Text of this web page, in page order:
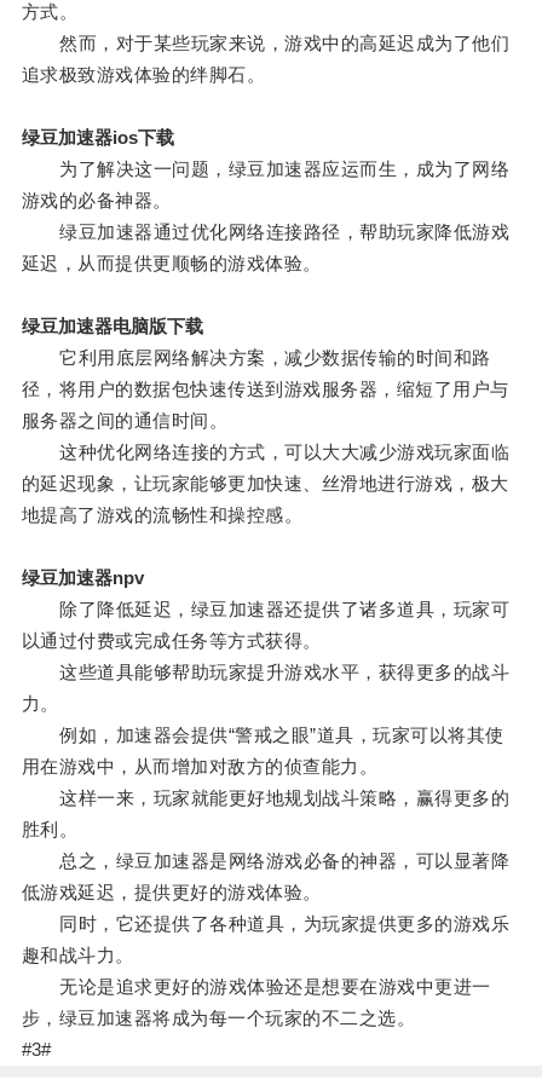
方式。
然而，对于某些玩家来说，游戏中的高延迟成为了他们
追求极致游戏体验的绊脚石。
绿豆加速器ios下载
为了解决这一问题，绿豆加速器应运而生，成为了网络
游戏的必备神器。
绿豆加速器通过优化网络连接路径，帮助玩家降低游戏
延迟，从而提供更顺畅的游戏体验。
绿豆加速器电脑版下载
它利用底层网络解决方案，减少数据传输的时间和路
径，将用户的数据包快速传送到游戏服务器，缩短了用户与
服务器之间的通信时间。
这种优化网络连接的方式，可以大大减少游戏玩家面临
的延迟现象，让玩家能够更加快速、丝滑地进行游戏，极大
地提高了游戏的流畅性和操控感。
绿豆加速器npv
除了降低延迟，绿豆加速器还提供了诸多道具，玩家可
以通过付费或完成任务等方式获得。
这些道具能够帮助玩家提升游戏水平，获得更多的战斗
力。
例如，加速器会提供“警戒之眼”道具，玩家可以将其使
用在游戏中，从而增加对敌方的侦查能力。
这样一来，玩家就能更好地规划战斗策略，赢得更多的
胜利。
总之，绿豆加速器是网络游戏必备的神器，可以显著降
低游戏延迟，提供更好的游戏体验。
同时，它还提供了各种道具，为玩家提供更多的游戏乐
趣和战斗力。
无论是追求更好的游戏体验还是想要在游戏中更进一
步，绿豆加速器将成为每一个玩家的不二之选。
#3#